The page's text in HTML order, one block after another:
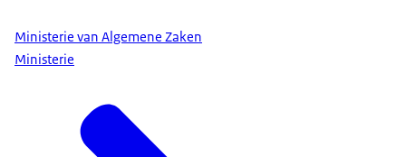
Ministerie van Algemene Zaken
Ministerie